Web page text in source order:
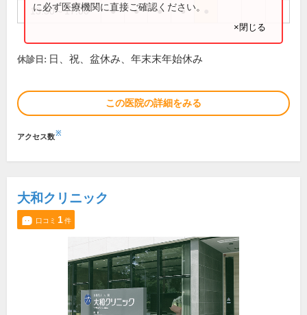
13:30～17:00 ● ● ● ●
に必ず医療機関に直接ご確認ください。
×閉じる
休診日: 日、祝、盆休み、年末末年始休み
この医院の詳細をみる
アクセス数※
大和クリニック
口コミ 1件